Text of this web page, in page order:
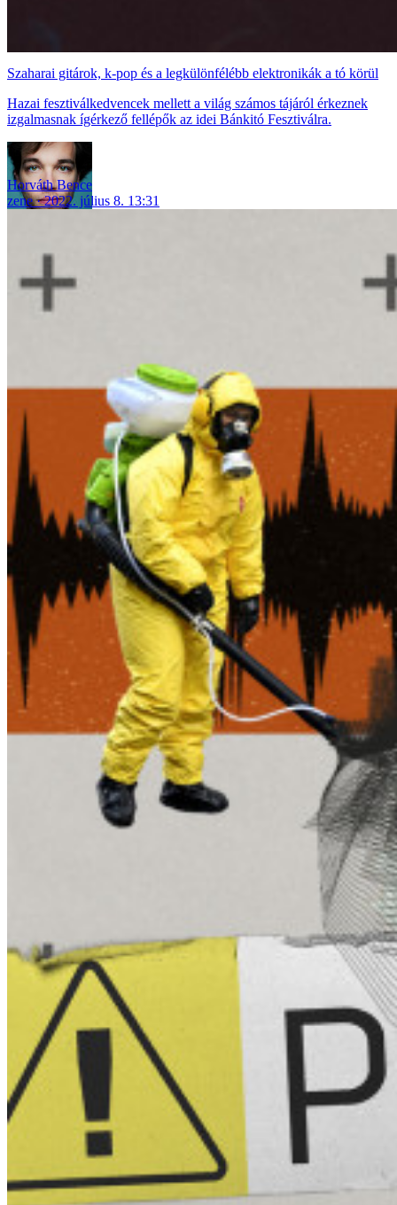
Szaharai gitárok, k-pop és a legkülönfélébb elektronikák a tó körül
Hazai fesztiválkedvencek mellett a világ számos tájáról érkeznek
izgalmasnak ígérkező fellépők az idei Bánkitó Fesztiválra.
Horváth Bence
zene
2022. július 8. 13:31